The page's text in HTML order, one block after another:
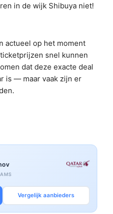
in de wijk Shibuya niet!
actueel op het moment
snel kunnen
dat deze exacte deal
is — maar vaak zijn er
Vergelijk aanbieders